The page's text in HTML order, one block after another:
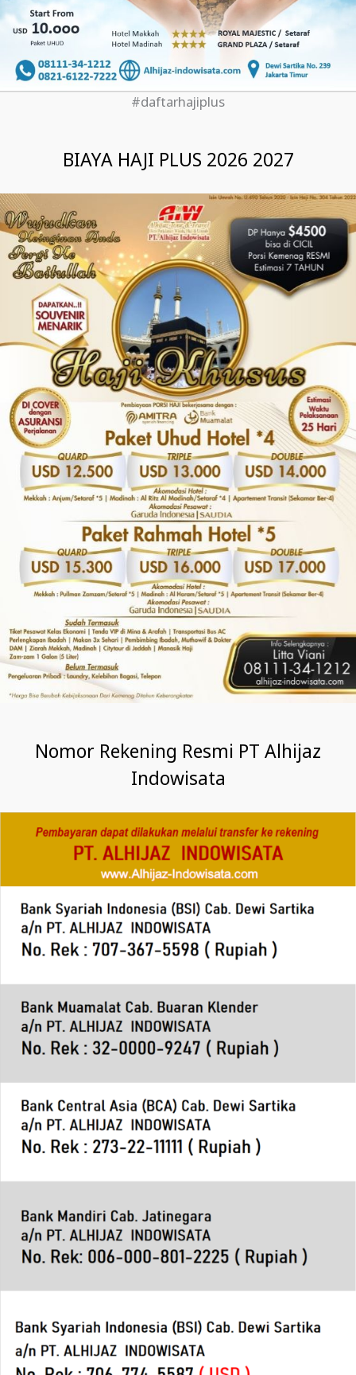
#daftarhajiplus
BIAYA HAJI PLUS 2026 2027
Nomor Rekening Resmi PT Alhijaz
Indowisata